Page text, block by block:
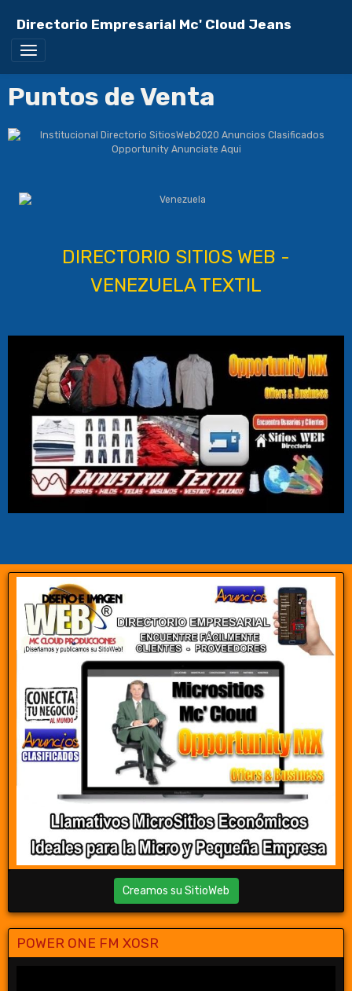
Directorio Empresarial Mc' Cloud Jeans
Puntos de Venta
DIRECTORIO SITIOS WEB -
VENEZUELA TEXTIL
Creamos su SitioWeb
POWER ONE FM XOSR